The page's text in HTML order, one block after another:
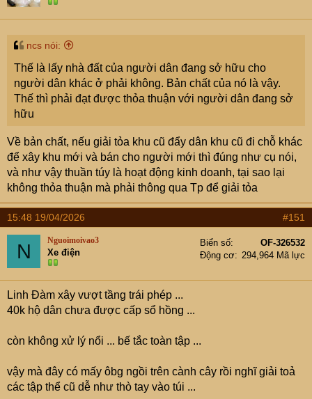
ncs nói:
Thế là lấy nhà đất của người dân đang sở hữu cho
người dân khác ở phải không. Bản chất của nó là vậy.
Thế thì phải đạt được thỏa thuận với người dân đang sở
hữu
Về bản chất, nếu giải tỏa khu cũ đẩy dân khu cũ đi chỗ khác
để xây khu mới và bán cho người mới thì đúng như cụ nói,
và như vậy thuần túy là hoạt động kinh doanh, tại sao lại
không thỏa thuận mà phải thông qua Tp để giải tỏa
15:48 19/04/2026 #151
N Nguoimoivao3
Xe điện
Biển số
OF-326532
Động cơ
294,964 Mã lực
Linh Đàm xây vượt tầng trái phép ...
40k hộ dân chưa được cấp sổ hồng ...
còn không xử lý nổi ... bế tắc toàn tập ...
vậy mà đây có mấy ôbg ngồi trên cành cây rồi nghĩ giải toả
các tập thể cũ dễ như thò tay vào túi ...